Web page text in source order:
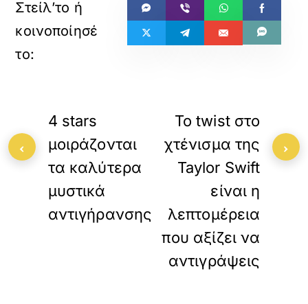
4 stars
μοιράζονται
τα καλύτερα
μυστικά
αντιγήρανσης
To twist στο
χτένισμα της
Taylor Swift
είναι η
λεπτομέρεια
που αξίζει να
αντιγράψεις
‹ ›